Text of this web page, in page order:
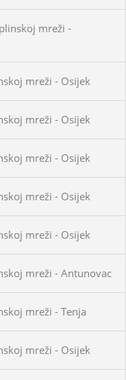
mreži -
mreži - Osijek
mreži - Osijek
mreži - Osijek
mreži - Osijek
mreži - Osijek
mreži - Antunovac
mreži - Tenja
mreži - Osijek